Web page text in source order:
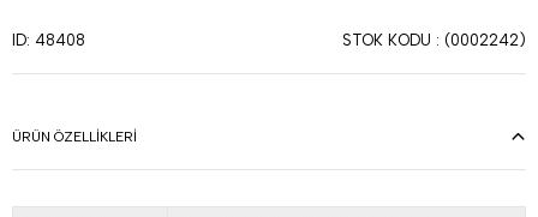
ID: 48408 STOK KODU (0002242)
ÜRÜN ÖZELLIKLERI